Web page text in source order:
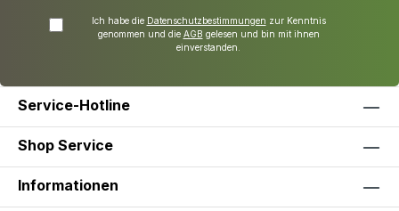
Ich habe die Datenschutzbestimmungen zur Kenntnis
genommen und die AGB gelesen und bin mit ihnen
einverstanden.
Service-Hotline
Shop Service
Informationen